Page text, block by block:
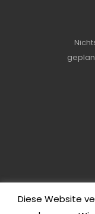
Diese Website